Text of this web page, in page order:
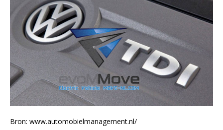
Bron: www.automobielmanagement.nl/